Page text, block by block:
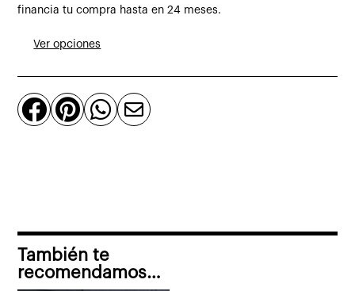
Disa
cantidad
financia tu compra hasta en 24 meses.
Ver opciones
   
También te
recomendamos…